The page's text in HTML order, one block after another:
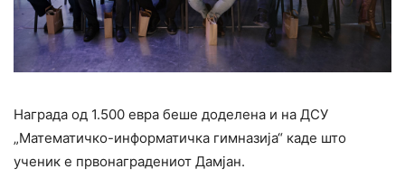
Награда од 1.500 евра беше доделена и на ДСУ
„Математичко-информатичка гимназија“ каде што
ученик е првонаградениот Дамјан.